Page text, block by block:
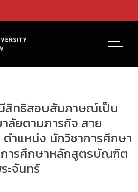
สิทธิสอบสัมภาษณ์เป็น
ลัยตามภารกิจ สาย
ำแหน่ง นักวิชาการศึกษา
ารศึกษาหลักสูตรบัณฑิต
ะจันทร์